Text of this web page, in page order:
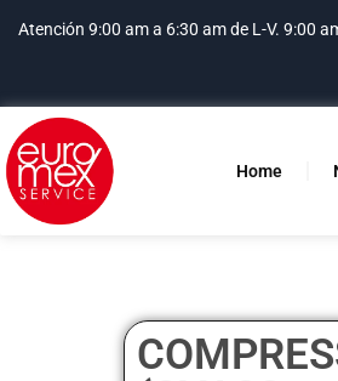
Atención 9:00 am a 6:30 am de L-V. 9:00
Home